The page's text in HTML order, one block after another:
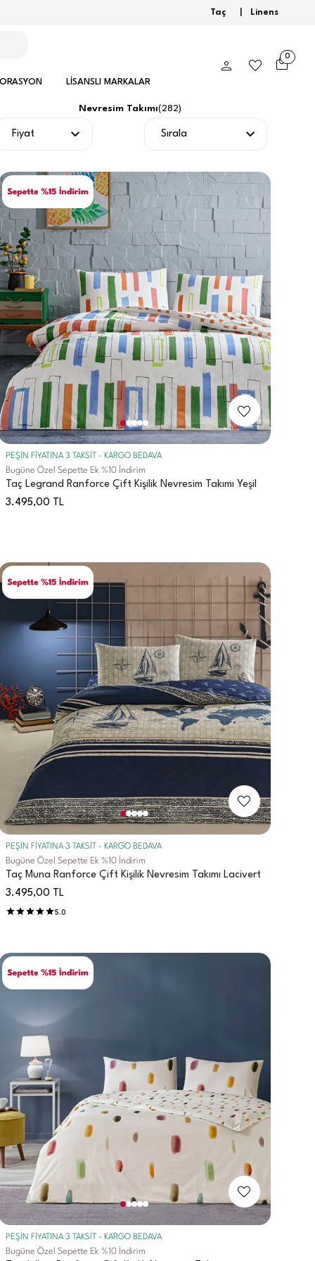
Taç Linens
LİSANSLI MARKALAR
0
Nevresim Takımı(282)
Fiyat Sırala
PEŞİN FİYATINA 3 TAKSİT - KARGO BEDAVA
Bugüne Özel Sepette Ek %10 İndirim
Taç Legrand Ranforce Çift Kişilik Nevresim Takımı Yeşil
3.495,00 TL
PEŞİN FİYATINA 3 TAKSİT - KARGO BEDAVA
Bugüne Özel Sepette Ek %10 İndirim
Taç Muna Ranforce Çift Kişilik Nevresim Takımı Lacivert
3.495,00
TL
5.0
PEŞİN FİYATINA 3 TAKSİT - KARGO BEDAVA
Bugüne Özel Sepette Ek %10 İndirim